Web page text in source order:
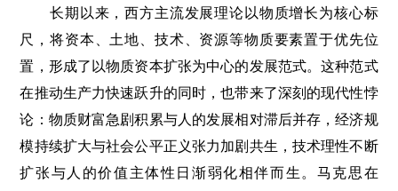
长期以来，西方主流发展理论以物质增长为核心标
尺，将资本、土地、技术、资源等物质要素置于优先位
置，形成了以物质资本扩张为中心的发展范式。这种范式
在推动生产力快速跃升的同时，也带来了深刻的现代性悖
论：物质财富急剧积累与人的发展相对滞后并存，经济规
模持续扩大与社会公平正义张力加剧共生，技术理性不断
扩张与人的价值主体性日渐弱化相伴而生。马克思在